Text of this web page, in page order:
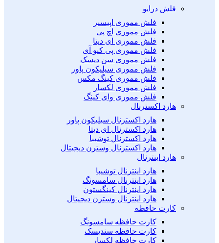
فلش درایو
فلش مموری اپیسیر
فلش مموری اچ پی
فلش مموری ای دیتا
فلش مموری پی کیو آی
فلش مموری سن دیسک
فلش مموری سیلیکون پاور
فلش مموری کینگ مکس
فلش مموری لکسار
فلش مموری وای کینگ
هارد اکسترنال
هارد اکسترنال سیلیکون پاور
هارد اکسترنال ای دیتا
هارد اکسترنال توشیبا
هارد اکسترنال وسترن دیجیتال
هارد اینترنال
هارد اینترنال توشیبا
هارد اینترنال سامسونگ
هارد اینترنال کینگستون
هارد اینترنال وسترن دیجیتال
کارت حافظه
کارت حافظه سامسونگ
کارت حافظه سندیسک
کارت حافظه لکسار